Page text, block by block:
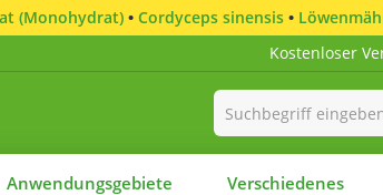
(Monohydrat) • Cordyceps sinensis •
Kostenloser
Anwendungsgebiete Verschiedenes